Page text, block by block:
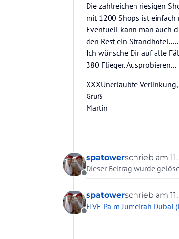
Die zahlreichen riesigen
mit 1200 Shops ist einfach
Eventuell kann man auch
den Rest ein Strandhotel.....
Ich wünsche Dir auf alle
380 Flieger. Ausprobieren...
XXXUnerlaubte
Gruß
Martin
Offline
spatowerschrieb am
zuletzt
Dieser Beitrag wurde
Offline
spatowerschrieb am
zuletzt
FIVE Palm Jumeirah Dubai